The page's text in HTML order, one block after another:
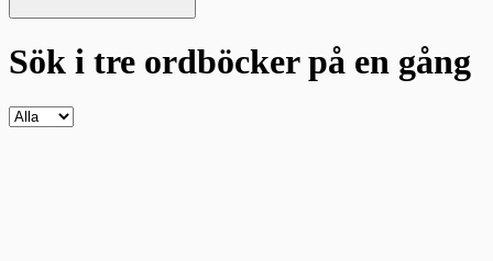
Sök i tre ordböckerpå en gång